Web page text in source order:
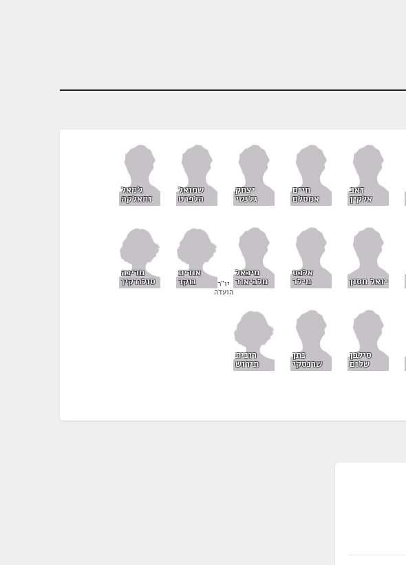
זאב
אלקין
חיים
אמסלם
יצחק
גלנטי
שמואל
הלפרט
ג'מאל
זחאלקה
יואל חסון
אלכס
מילר
מיכאל
מלכיאור יו"ר
הועדה
אורית
נוקד
מרינה
סולודקין
סילבן
שלום
נתן
שרנסקי
רונית
תירוש